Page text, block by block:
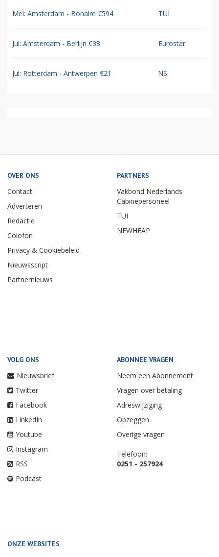
Mei: Amsterdam - Bonaire €594 TUI
Jul: Amsterdam - Berlijn €38 Eurostar
Jul: Rotterdam - Antwerpen €21 NS
OVER ONS
Contact
Adverteren
Redactie
Colofon
Privacy & Cookiebeleid
Nieuwsscript
Partnernieuws
PARTNERS
Vakbond Nederlands
Cabinepersoneel
TUI
NEWHEAP
VOLG ONS
Nieuwsbrief
Twitter
Facebook
LinkedIn
Youtube
Instagram
RSS
Podcast
ABONNEE VRAGEN
Neem een Abonnement
Vragen over betaling
Adreswijziging
Opzeggen
Overige vragen
Telefoon:
0251 - 257924
ONZE WEBSITES